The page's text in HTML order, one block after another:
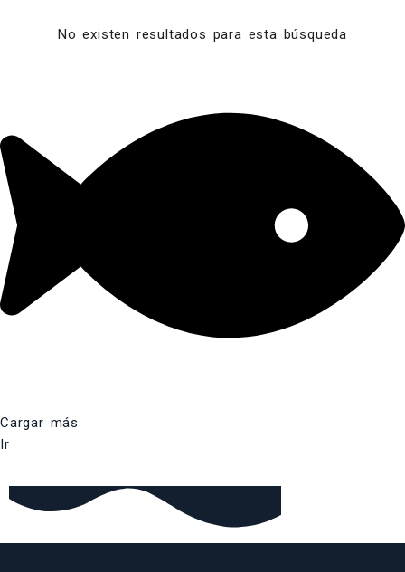
No existen resultados para esta búsqueda
Cargar más
Ir